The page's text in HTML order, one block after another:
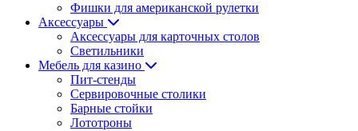
Фишки для американской рулетки
Аксессуары
Аксессуары для карточных столов
Светильники
Мебель для казино
Пит-стенды
Сервировочные столики
Барные стойки
Лототроны